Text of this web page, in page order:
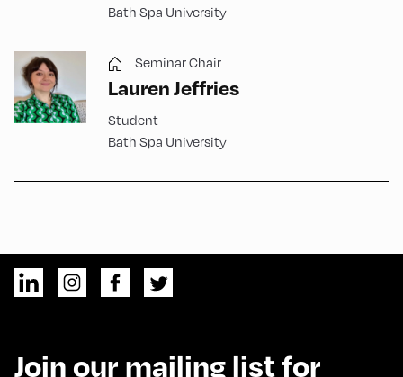
Bath Spa University
Seminar Chair
Lauren Jeffries
Student
Bath Spa University
Join our mailing list for